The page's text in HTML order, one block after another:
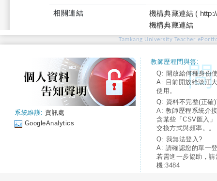
相關連結
機構典藏連結 (
機構典藏連結
Tamkang University Teacher
系統維護: 資訊處
GoogleAnalytics
教師歷程問與答:
Q: 開放給何種身份
A: 目前開放給淡江
使用。
Q: 資料不完整(正確
A: 教師歷程系統介
含某些「CSV匯入
交換方式與頻率。。
Q: 我無法登入?
A: 請確認您的單一
若需進一步協助，
機:3484